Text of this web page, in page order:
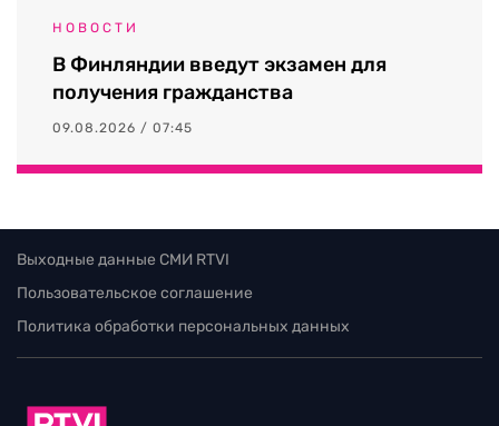
НОВОСТИ
В Финляндии введут экзамен для
получения гражданства
09.08.2026 / 07:45
Выходные данные СМИ RTVI
Пользовательское соглашение
Политика обработки персональных данных